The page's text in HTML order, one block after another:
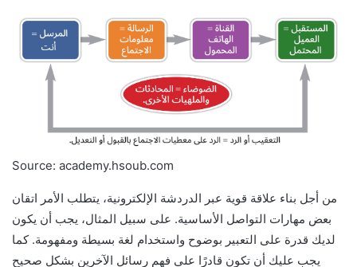
Source: academy.hsoub.com
من أجل بناء علاقة قوية عبر الدردشة الإلكترونية، يتطلب الأمر اتقان
بعض مهارات التواصل الأساسية. على سبيل المثال، يجب أن يكون
لديك قدرة على التعبير بوضوح واستخدام لغة بسيطة ومفهومة. كما
يجب عليك أن تكون قادرًا على فهم رسائل الآخرين بشكل صحيح